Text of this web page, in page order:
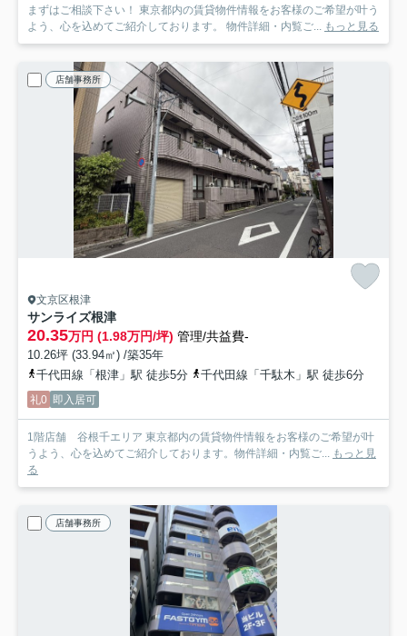
まずはご相談下さい！ 東京都内の賃貸物件情報をお客様のご希望が叶う
よう、心を込めてご紹介しております。 物件詳細・内覧ご... もっと見る
店舗事務所
文京区根津
サンライズ根津
20.35万円 (1.98万円/坪) 管理/共益費-
10.26坪 (33.94㎡) /築35年
千代田線「根津」駅 徒歩5分
千代田線「千駄木」駅 徒歩6分
礼0 即入居可
1階店舗 谷根千エリア 東京都内の賃貸物件情報をお客様のご希望が叶
うよう、心を込めてご紹介しております。物件詳細・内覧ご...
もっと見
る
店舗事務所